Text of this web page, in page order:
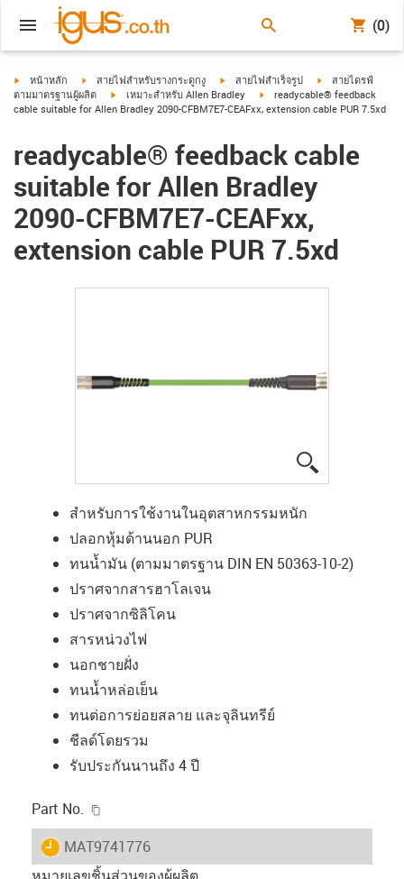
(0)
igus-icon-arrow-right
หน้าหลัก igus-icon-arrow-right
สายไฟสำหรับรางกระดูกงู igus-icon-arrow-right
สายไฟสำเร็จรูป igus-icon-arrow-
สายไดรฟ์
ตามมาตรฐานผู้ผลิต
igus-icon-arrow-right
เหมาะสำหรับ Allen Bradley igus-icon-arrow-right
readycable® feedback
cable suitable for Allen Bradley 2090-CFBM7E7-CEAFxx, extension cable PUR 7.5xd
readycable® feedback cable
suitable for Allen Bradley
2090-CFBM7E7-CEAFxx,
extension cable PUR 7.5xd
สำหรับการใช้งานในอุตสาหกรรมหนัก
ปลอกหุ้มด้านนอก PUR
ทนน้ำมัน (ตามมาตรฐาน DIN EN 50363-10-2)
ปราศจากสารฮาโลเจน
ปราศจากซิลิโคน
สารหน่วงไฟ
นอกชายฝั่ง
ทนน้ำหล่อเย็น
ทนต่อการย่อยสลาย และจุลินทรีย์
ชีลด์โดยรวม
รับประกันนานถึง 4 ปี
Part No.
igus-icon-lieferzeit
MAT9741776
หมายเลขชิ้นส่วนของผู้ผลิต